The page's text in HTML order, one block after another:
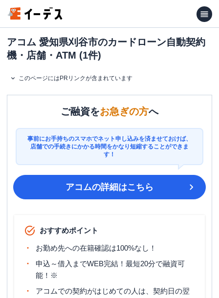
アコム 愛知県刈谷市のカードローン自動契約
機・店舗・ATM (1件)
このページにはPRリンクが含まれています
ご融資をお急ぎの方へ
事前にお手持ちのスマホでネット申し込みを済ませておけば、
店舗での手続きにかかる時間をかなり短縮することができま
す！
アコムの詳細はこちら
おすすめポイント
お勤め先への在籍確認は100%なし！
申込～借入までWEB完結！最短20分で融資可
能！※
アコムでの契約がはじめての人は、契約日の翌